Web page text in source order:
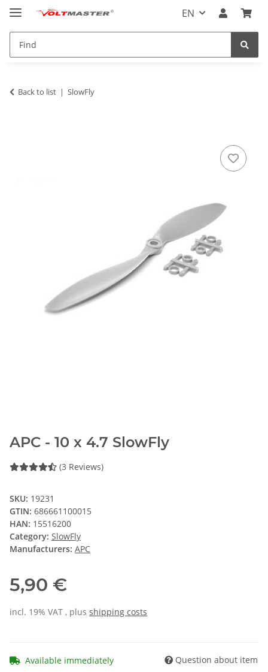
EN
Back to list SlowFly
APC - 10 x 4.7 SlowFly
(3 Reviews)
SKU: 19231
GTIN: 686661100015
HAN: 15516200
Category: SlowFly
Manufacturers: APC
5,90 €
incl. 19% VAT , plus shipping costs
Available immediately Question about item